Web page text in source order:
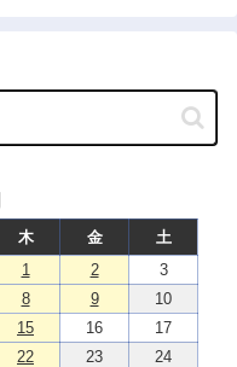
木 金
土
1
2
3
8 9
10
15 16
17
22 23
24